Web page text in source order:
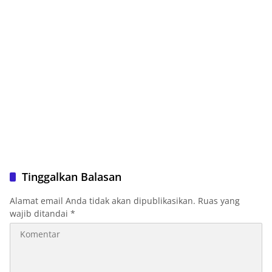
Tinggalkan Balasan
Alamat email Anda tidak akan dipublikasikan. Ruas yang
wajib ditandai *